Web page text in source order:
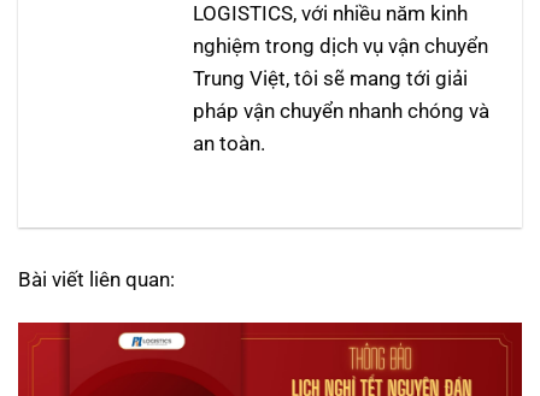
LOGISTICS, với nhiều năm kinh
nghiệm trong dịch vụ vận chuyển
Trung Việt, tôi sẽ mang tới giải
pháp vận chuyển nhanh chóng và
an toàn.
Bài viết liên quan: